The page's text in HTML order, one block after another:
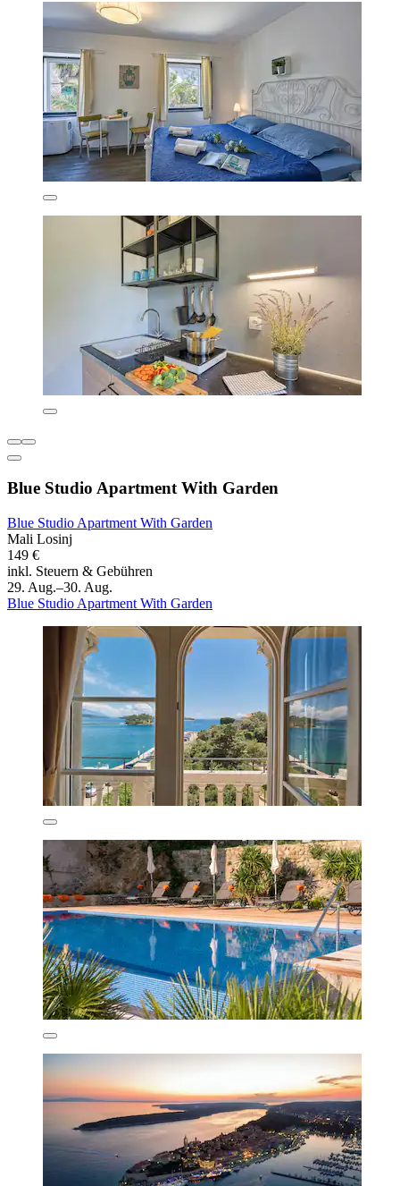
Blue Studio Apartment With Garden
Blue Studio Apartment With Garden
Mali Losinj
149 €
inkl. Steuern & Gebühren
29. Aug.–30. Aug.
Blue Studio Apartment With Garden